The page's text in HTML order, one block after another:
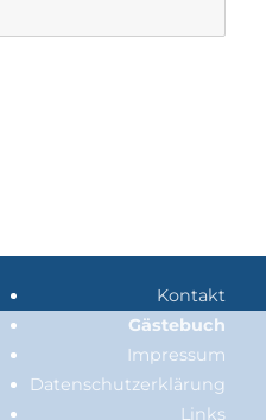
Kontakt
Gästebuch
Impressum
Datenschutzerklärung
Links